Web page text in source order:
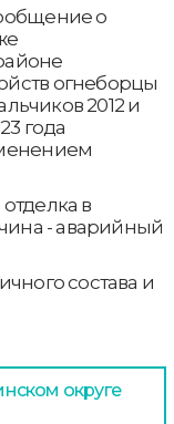
о
огнеборцы
2012 и
года
в
- аварийный
состава и
округе